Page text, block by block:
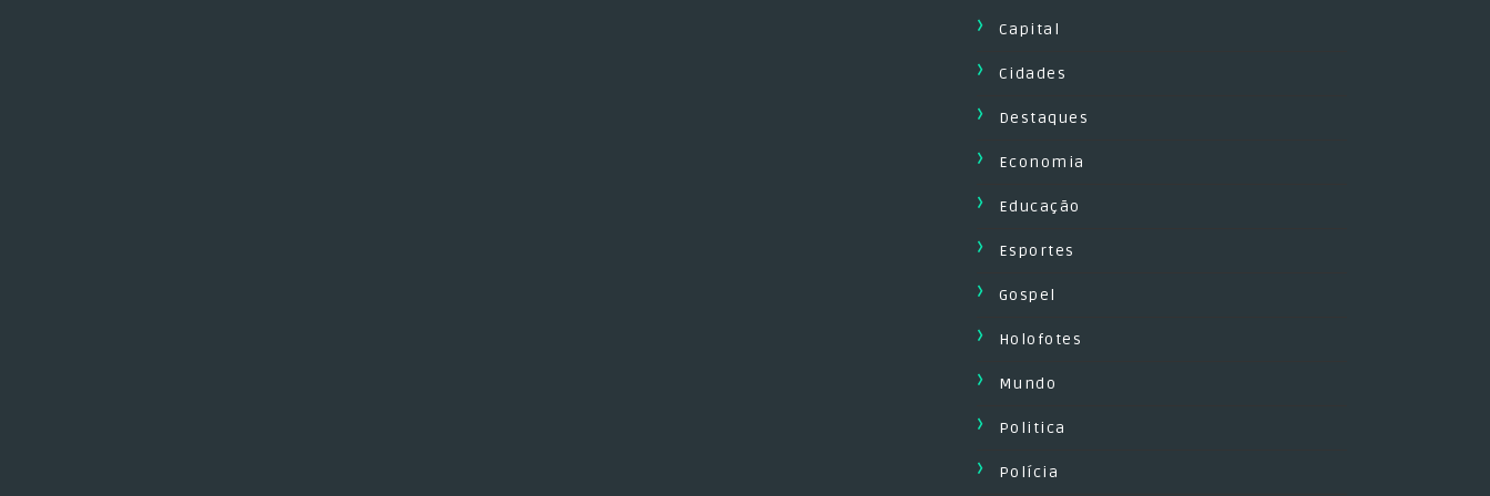
Capital
Cidades
Destaques
Economia
Educação
Esportes
Gospel
Holofotes
Mundo
Politica
Polícia